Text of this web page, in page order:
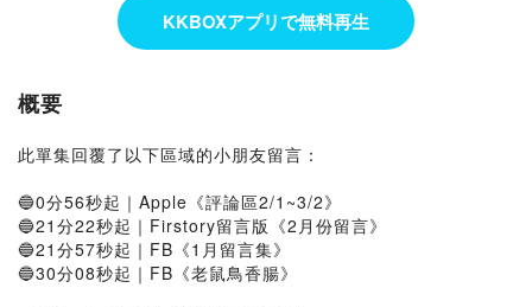
KKBOXアプリで無料再生
概要
此單集回覆了以下區域的小朋友留言：
🔵0分56秒起｜Apple《評論區2/1~3/2》
🔵21分22秒起｜Firstory留言版《2月份留言》
🔵21分57秒起｜FB《1月留言集》
🔵30分08秒起｜FB《老鼠鳥香腸》